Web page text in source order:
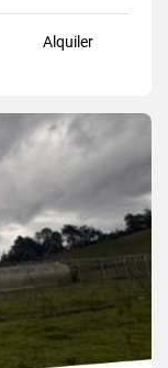
Alquiler